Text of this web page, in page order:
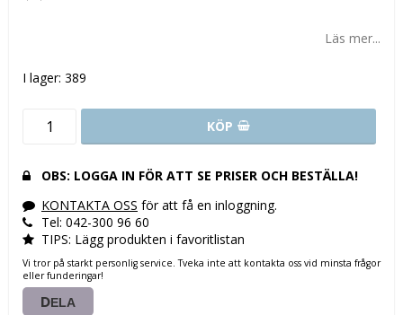
Läs mer...
I lager: 389
KÖP
OBS: LOGGA IN FÖR ATT SE PRISER OCH BESTÄLLA!
KONTAKTA OSS för att få en inloggning.
Tel: 042-300 96 60
TIPS: Lägg produkten i favoritlistan
Vi tror på starkt personlig service. Tveka inte att kontakta oss vid minsta frågor
eller funderingar!
DELA